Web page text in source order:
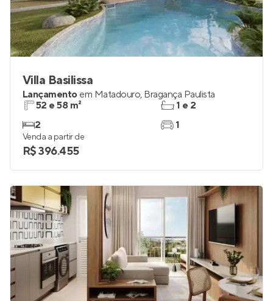
Villa Basilissa
Lançamento em Matadouro, Bragança Paulista
52 e 58 m²
2
1 e 2
1
Venda a partir de
R$ 396.455